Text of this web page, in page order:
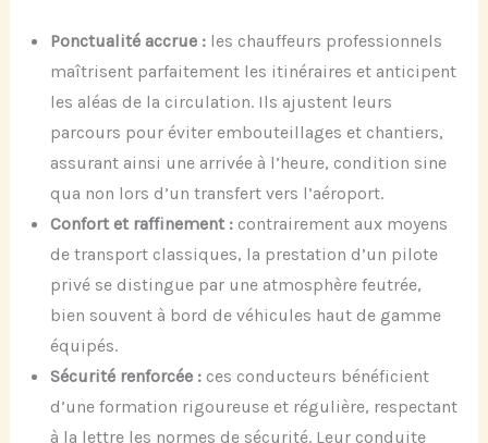
Ponctualité accrue : les chauffeurs professionnels
maîtrisent parfaitement les itinéraires et anticipent
les aléas de la circulation. Ils ajustent leurs
parcours pour éviter embouteillages et chantiers,
assurant ainsi une arrivée à l’heure, condition sine
qua non lors d’un transfert vers l’aéroport.
Confort et raffinement : contrairement aux moyens
de transport classiques, la prestation d’un pilote
privé se distingue par une atmosphère feutrée,
bien souvent à bord de véhicules haut de gamme
équipés.
Sécurité renforcée : ces conducteurs bénéficient
d’une formation rigoureuse et régulière, respectant
à la lettre les normes de sécurité. Leur conduite